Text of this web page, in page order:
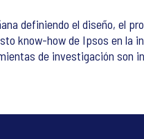
definiendo el diseño, el
know-how de Ipsos en la
de investigación son